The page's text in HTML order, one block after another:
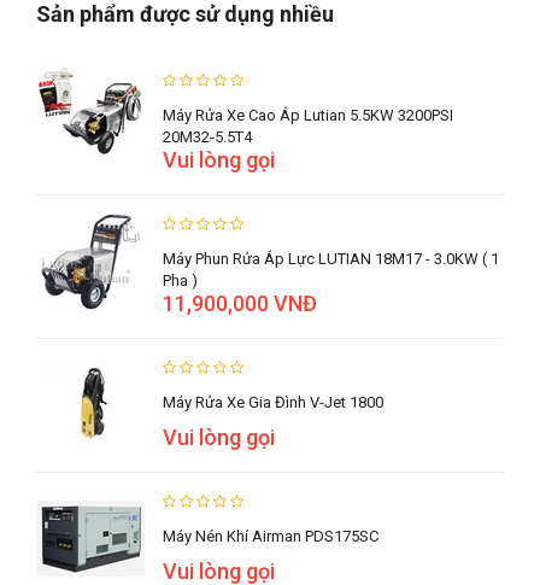
Sản phẩm được sử dụng nhiều
Máy Rửa Xe Cao Áp Lutian 5.5KW 3200PSI
20M32-5.5T4
Vui lòng gọi
Máy Phun Rửa Áp Lực LUTIAN 18M17 - 3.0KW ( 1
Pha )
11,900,000 VNĐ
Máy Rửa Xe Gia Đình V-Jet 1800
Vui lòng gọi
Máy Nén Khí Airman PDS175SC
Vui lòng gọi